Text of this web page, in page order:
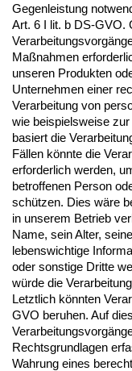
Gegenleistung
Art. 6 I lit. b DS-GVO.
Maßnahmen
unseren Produkten
Unternehmen einer
Verarbeitung von
wie beispielsweise
basiert die
Fällen könnte die
erforderlich werden,
betroffenen Person
schützen. Dies wäre
in unserem Betrieb
Name, sein Alter,
lebenswichtige
oder sonstige Dritte
würde die
Letztlich könnten
GVO beruhen. Auf
Rechtsgrundlagen
Wahrung eines